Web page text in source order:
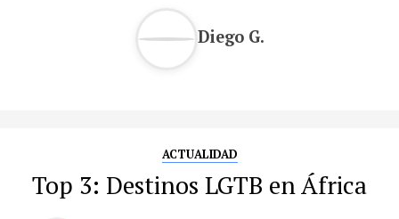
Diego G.
ACTUALIDAD
Top 3: Destinos LGTB en África